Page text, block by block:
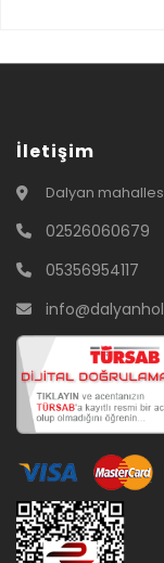
İletişim
Dalyan
02526060679
05356954117